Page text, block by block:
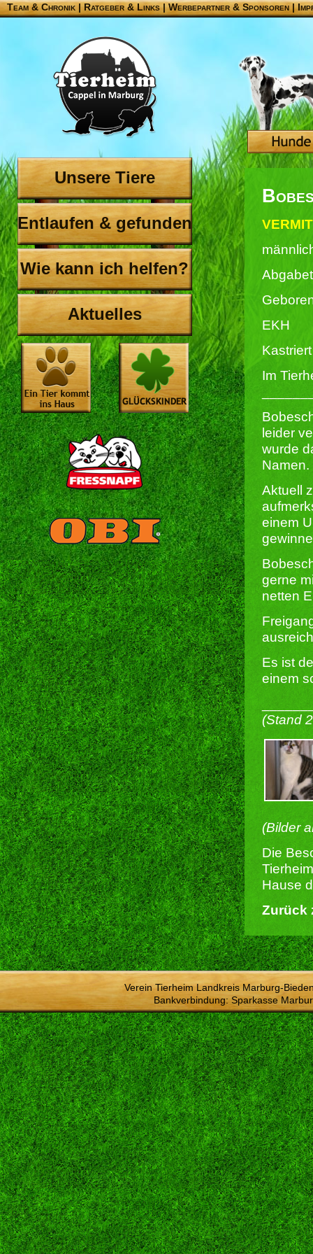
Team & Chronik |Ratgeber & Links|Werbepartner & Sponsoren|
Unsere Tiere
Entlaufen & gefunden
Wie kann ich helfen?
Aktuelles
EKH
Im
leider
wurde
Namen.
Aktuell
einem
gerne
netten
Es ist
einem
(Stand
(Bilder
Die
Hause
Zurück
Verein Tierheim Landkreis Marburg-
Bankverbindung: Sparkasse